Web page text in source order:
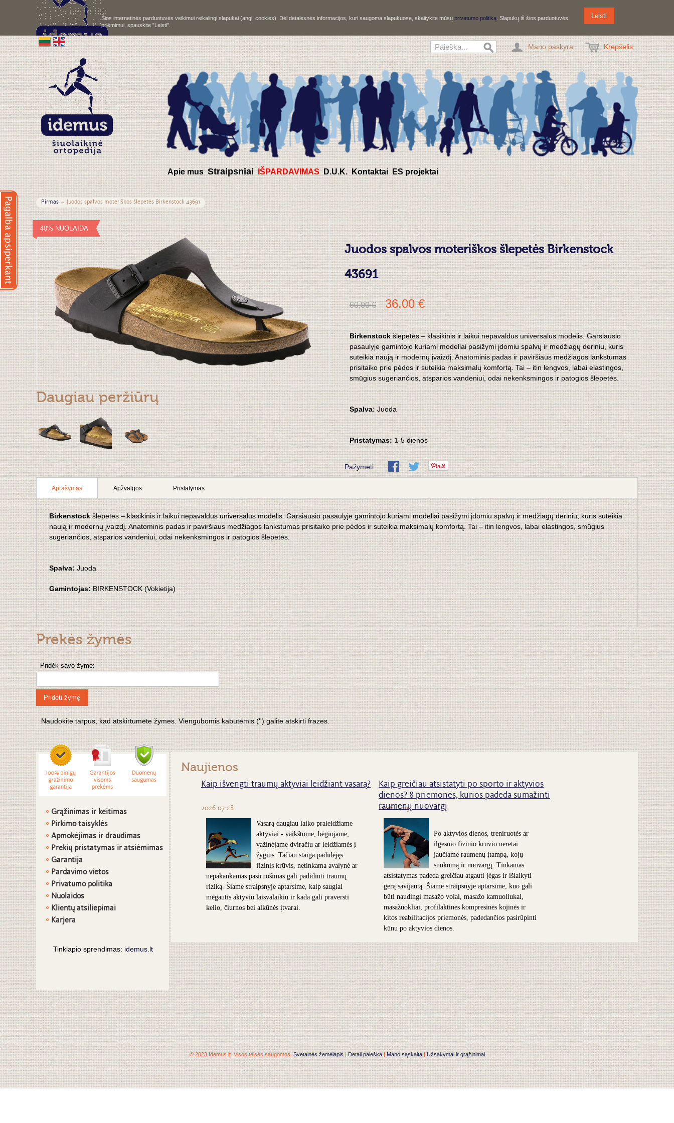
Šios internetinės parduotuvės veikimui reikalingi slapukai (angl. cookies). Dėl detalesnės informacijos, kuri saugoma slapukuose, skaitykite mūsų privatumo politiką . Slapukų iš šios parduotuvės
priėmimui, spauskite "Leisti".
Leisti
Mano paskyra Krepšelis
Apie mus Straipsniai IŠPARDAVIMAS D.U.K. Kontaktai ES projektai
Pirmas Juodos spalvos moteriškos šlepetės Birkenstock 43691
40% NUOLAIDA
Daugiau peržiūrų
Juodos spalvos moteriškos šlepetės Birkenstock
43691
60,00 € 36,00 €
Birkenstockšlepetės – klasikinis ir laikui nepavaldus universalus modelis. Garsiausio
pasaulyje gamintojo kuriami modeliai pasižymi įdomiu spalvų ir medžiagų deriniu, kuris
suteikia naują ir modernų įvaizdį. Anatominis padas ir paviršiaus medžiagos lankstumas
prisitaiko prie pėdos ir suteikia maksimalų komfortą. Tai – itin lengvos, labai elastingos,
smūgius sugeriančios, atsparios vandeniui, odai nekenksmingos ir patogios šlepetės.
Spalva:Juoda
Pristatymas:1-5 dienos
Pažymėti
Aprašymas Apžvalgos Pristatymas
Birkenstockšlepetės – klasikinis ir laikui nepavaldus universalus modelis. Garsiausio pasaulyje gamintojo kuriami modeliai pasižymi įdomiu spalvų ir medžiagų deriniu, kuris suteikia
naują ir modernų įvaizdį. Anatominis padas ir paviršiaus medžiagos lankstumas prisitaiko prie pėdos ir suteikia maksimalų komfortą. Tai – itin lengvos, labai elastingos, smūgius
sugeriančios, atsparios vandeniui, odai nekenksmingos ir patogios šlepetės.
Spalva:Juoda
Gamintojas:BIRKENSTOCK (Vokietija)
Prekės žymės
Pridėk savo žymę:
Pridėti žymę
Naudokite tarpus, kad atskirtumėte žymes. Viengubomis kabutėmis ('') galite atskirti frazes.
Grąžinimas ir keitimas
Pirkimo taisyklės
Apmokėjimas ir draudimas
Prekių pristatymas ir atsiėmimas
Garantija
Pardavimo vietos
Privatumo politika
Nuolaidos
Klientų atsiliepimai
Karjera
Tinklapio sprendimas: idemus.lt
Naujienos
Kaip išvengti traumų aktyviai leidžiant vasarą?
2026-07-28
Vasarą daugiau laiko praleidžiame
aktyviai - vaikštome, bėgiojame,
važinėjame dviračiu ar leidžiamės į
žygius. Tačiau staiga padidėjęs
fizinis krūvis, netinkama avalynė ar
nepakankamas pasiruošimas gali padidinti traumų
riziką. Šiame straipsnyje aptarsime, kaip saugiai
mėgautis aktyviu laisvalaikiu ir kada gali praversti
kelio, čiurnos bei alkūnės įtvarai.
Kaip greičiau atsistatyti po sporto ir aktyvios
dienos? 8 priemonės, kurios padeda sumažinti
raumenų nuovargį
2026-07-15
Po aktyvios dienos, treniruotės ar
ilgesnio fizinio krūvio neretai
jaučiame raumenų įtampą, kojų
sunkumą ir nuovargį. Tinkamas
atsistatymas padeda greičiau atgauti jėgas ir išlaikyti
gerą savijautą. Šiame straipsnyje aptarsime, kuo gali
būti naudingi masažo volai, masažo kamuoliukai,
masažuokliai, profilaktinės kompresinės kojinės ir
kitos reabilitacijos priemonės, padedančios pasirūpinti
kūnu po aktyvios dienos.
© 2023 Idemus.lt. Visos teisės saugomos.Svetainės žemėlapis |Detali paieška|Mano sąskaita|Užsakymai ir grąžinimai